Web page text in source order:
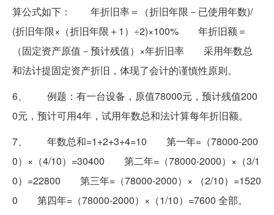
算公式如下： 年折旧率＝（折旧年限－已使用年数)/
(折旧年限×（折旧年限＋1）÷2)×100% 年折旧额＝
（固定资产原值－预计残值）×年折旧率 采用年数总
和法计提固定资产折旧，体现了会计的谨慎性原则。
6、 例题：有一台设备，原值78000元，预计残值200
0元，预计可用4年，试用年数总和法计算每年折旧额。
7、 年数总和=1+2+3+4=10 第一年=（78000-200
0）×（4/10）=30400 第二年=（78000-2000）×（3/1
0）=22800 第三年=（78000-2000）× （2/10）=1520
0 第四年=（78000-2000）×（1/10）=7600 全部。